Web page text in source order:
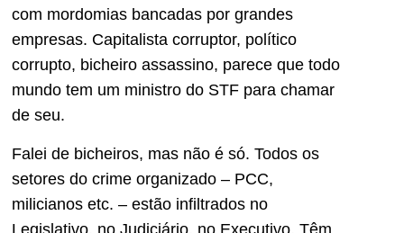
com mordomias bancadas por grandes
empresas. Capitalista corruptor, político
corrupto, bicheiro assassino, parece que todo
mundo tem um ministro do STF para chamar
de seu.
Falei de bicheiros, mas não é só. Todos os
setores do crime organizado – PCC,
milicianos etc. – estão infiltrados no
Legislativo, no Judiciário, no Executivo. Têm